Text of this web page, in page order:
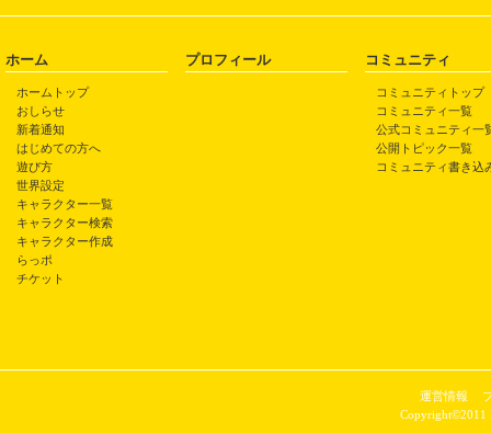
ホーム
ホームトップ
おしらせ
新着通知
はじめての方へ
遊び方
世界設定
キャラクター一覧
キャラクター検索
キャラクター作成
らっポ
チケット
プロフィール コミュニティ
コミュニティトップ
コミュニティ一覧
公式コミュニティ一
公開トピック一覧
コミュニティ書き込
運営情報
Copyright©2011